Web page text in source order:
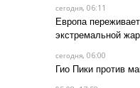
сегодня, 06:11
Европа
экстремальной
сегодня, 06:00
Гио Пики против